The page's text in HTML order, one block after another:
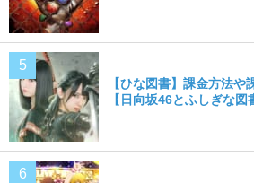
【ひな図書】課金方法
【日向坂46とふしぎな図